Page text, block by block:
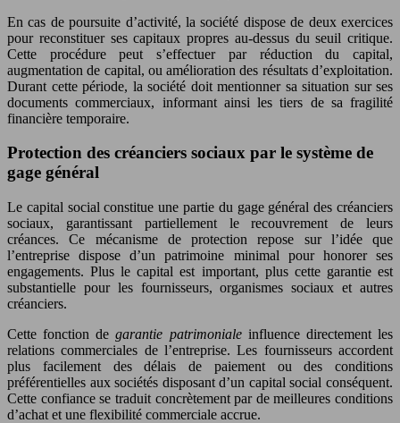
En cas de poursuite d’activité, la société dispose de deux exercices
pour reconstituer ses capitaux propres au-dessus du seuil critique.
Cette procédure peut s’effectuer par réduction du capital,
augmentation de capital, ou amélioration des résultats d’exploitation.
Durant cette période, la société doit mentionner sa situation sur ses
documents commerciaux, informant ainsi les tiers de sa fragilité
financière temporaire.
Protection des créanciers sociaux par le système de
gage général
Le capital social constitue une partie du gage général des créanciers
sociaux, garantissant partiellement le recouvrement de leurs
créances. Ce mécanisme de protection repose sur l’idée que
l’entreprise dispose d’un patrimoine minimal pour honorer ses
engagements. Plus le capital est important, plus cette garantie est
substantielle pour les fournisseurs, organismes sociaux et autres
créanciers.
Cette fonction degarantie patrimoniale influence directement les
relations commerciales de l’entreprise. Les fournisseurs accordent
plus facilement des délais de paiement ou des conditions
préférentielles aux sociétés disposant d’un capital social conséquent.
Cette confiance se traduit concrètement par de meilleures conditions
d’achat et une flexibilité commerciale accrue.